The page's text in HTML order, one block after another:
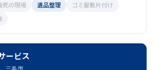
死の現場 遺品整理
ゴミ屋敷片付け
ービス
三条市...